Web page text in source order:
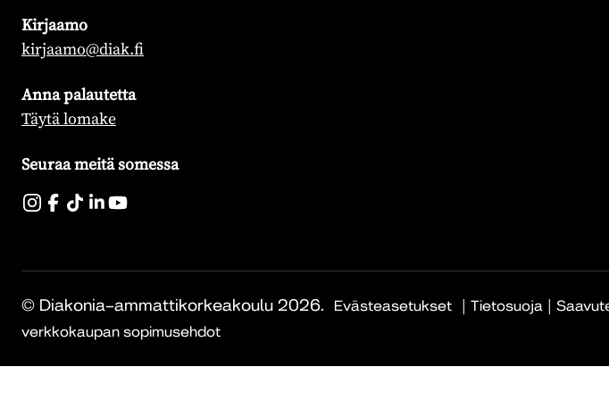
Kirjaamo
kirjaamo@diak.fi
Anna palautetta
Täytä lomake
Seuraa meitä somessa
© Diakonia–ammattikorkeakoulu 2026. Evästeasetukset | Tietosuoja |
verkkokaupan sopimusehdot